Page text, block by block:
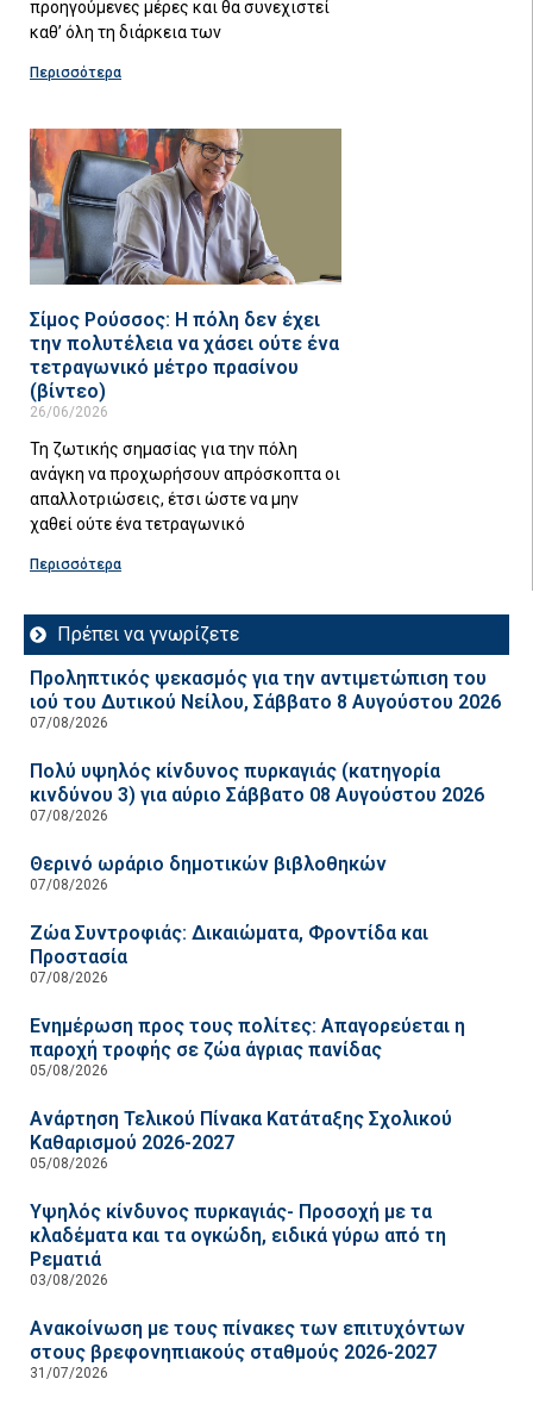
προηγούμενες μέρες και θα συνεχιστεί
καθ’ όλη τη διάρκεια των
Περισσότερα
Σίμος Ρούσσος: Η πόλη δεν έχει
την πολυτέλεια να χάσει ούτε ένα
τετραγωνικό μέτρο πρασίνου
(βίντεο)
26/06/2026
Τη ζωτικής σημασίας για την πόλη
ανάγκη να προχωρήσουν απρόσκοπτα οι
απαλλοτριώσεις, έτσι ώστε να μην
χαθεί ούτε ένα τετραγωνικό
Περισσότερα
Πρέπει να γνωρίζετε
Προληπτικός ψεκασμός για την αντιμετώπιση του
ιού του Δυτικού Νείλου, Σάββατο 8 Αυγούστου 2026
07/08/2026
Πολύ υψηλός κίνδυνος πυρκαγιάς (κατηγορία
κινδύνου 3) για αύριο Σάββατο 08 Αυγούστου 2026
07/08/2026
Θερινό ωράριο δημοτικών βιβλοθηκών
07/08/2026
Ζώα Συντροφιάς: Δικαιώματα, Φροντίδα και
Προστασία
07/08/2026
Ενημέρωση προς τους πολίτες: Απαγορεύεται η
παροχή τροφής σε ζώα άγριας πανίδας
05/08/2026
Ανάρτηση Τελικού Πίνακα Κατάταξης Σχολικού
Καθαρισμού 2026-2027
05/08/2026
Υψηλός κίνδυνος πυρκαγιάς- Προσοχή με τα
κλαδέματα και τα ογκώδη, ειδικά γύρω από τη
Ρεματιά
03/08/2026
Ανακοίνωση με τους πίνακες των επιτυχόντων
στους βρεφονηπιακούς σταθμούς 2026-2027
31/07/2026